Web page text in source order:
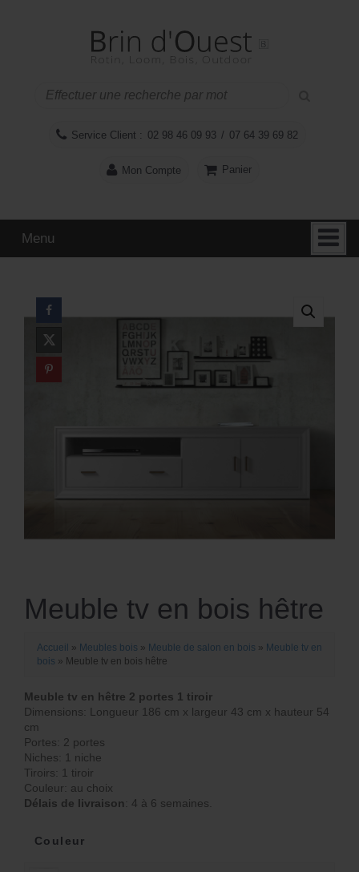
Service Client : 02 98 46 09 93 / 07 64 39 69 82
Mon Compte Panier
Menu
Meuble tv en bois hêtre
Accueil » Meubles bois » Meuble de salon en bois » Meuble tv en
bois » Meuble tv en bois hêtre
Meuble tv en hêtre 2 portes 1 tiroir
Dimensions: Longueur 186 cm x largeur 43 cm x hauteur 54
cm
Portes: 2 portes
Niches: 1 niche
Tiroirs: 1 tiroir
Couleur: au choix
Délais de livraison
: 4 à 6 semaines.
Couleur